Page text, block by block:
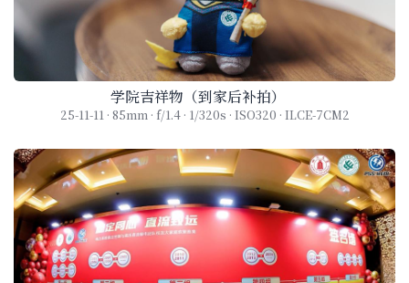
学院吉祥物（到家后补拍）
25-11-11 · 85mm · f/1.4 · 1/320s · ISO320 · ILCE-7CM2